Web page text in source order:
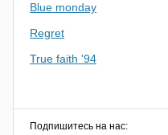
Blue monday
Regret
True faith '94
Подпишитесь на нас: